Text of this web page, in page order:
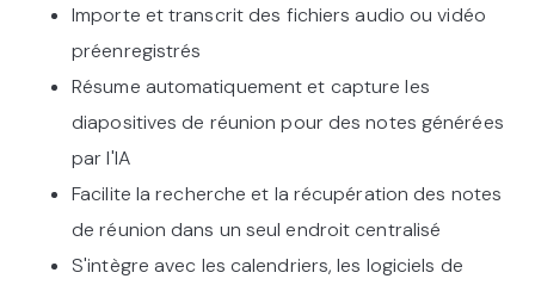
Importe et transcrit des fichiers audio ou vidéo
préenregistrés
Résume automatiquement et capture les
diapositives de réunion pour des notes générées
par l'IA
Facilite la recherche et la récupération des notes
de réunion dans un seul endroit centralisé
S'intègre avec les calendriers, les logiciels de